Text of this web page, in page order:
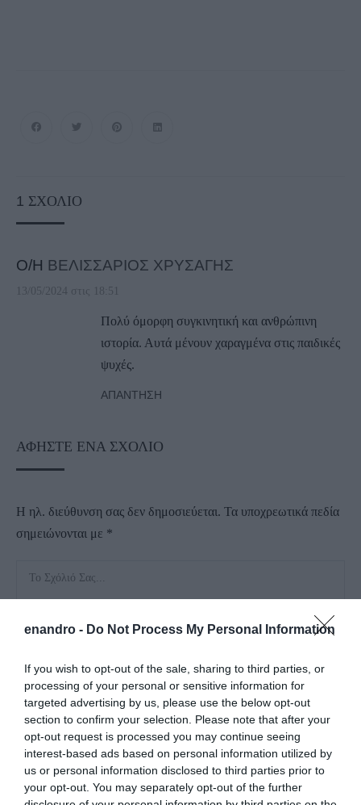
enandro - Do Not Process My Personal Information
If you wish to opt-out of the sale, sharing to third parties, or
processing of your personal or sensitive information for
targeted advertising by us, please use the below opt-out
section to confirm your selection. Please note that after your
opt-out request is processed you may continue seeing
interest-based ads based on personal information utilized by
us or personal information disclosed to third parties prior to
your opt-out. You may separately opt-out of the further
1 ΣΧΌΛΙΟ
Ο/Η ΒΕΛΙΣΣΑΡΙΟΣ ΧΡΥΣΑΓΗΣ
13/05/2024 στις 18:51
Πολύ όμορφη συγκινητική και ανθρώπινη
ιστορία. Αυτά μένουν χαραγμένα στις παιδικές
ψυχές.
ΑΠΆΝΤΗΣΗ
ΑΦΉΣΤΕ ΈΝΑ ΣΧΌΛΙΟ
Η ηλ. διεύθυνση σας δεν δημοσιεύεται. Τα υποχρεωτικά πεδία
σημειώνονται με *